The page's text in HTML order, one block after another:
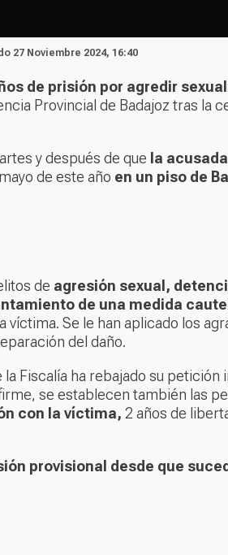
27 Noviembre 2024, 16:40
de prisión por agredir
Provincial de Badajoz tras la
y después de que la
de este año en un piso de
de agresión sexual,
de una medida
víctima. Se le han aplicado los
del daño.
Fiscalía ha rebajado su petición
se establecen también las
con la víctima, 2 años de
provisional desde que